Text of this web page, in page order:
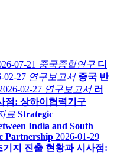
07-21 중국종합연구 디
02-27 연구보고서 중국 반
02-27 연구보고서 러
점: 상하이협력기구
료 Strategic
India and South
Partnership 2026-01-29
지 진출 현황과 시사점: